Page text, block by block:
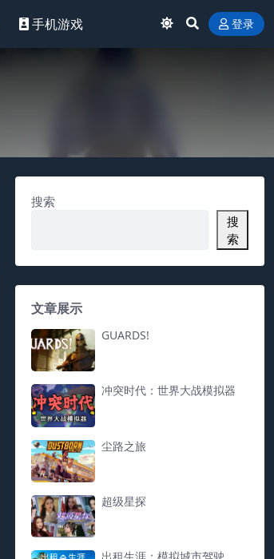
手机游戏 登录
搜索
搜
索
文章展示
GUARDS!
冲突时代：世界大战模拟器
尘路之旅
超级星探